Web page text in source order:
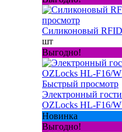
просмотр
Силиконовый
шт
Выгодно!
Быстрый просмотр
Электронный
OZLocks HL-F16/
Новинка
Выгодно!